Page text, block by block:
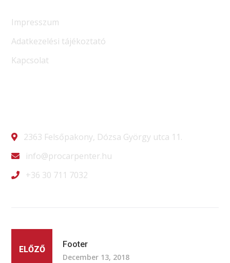
Impresszum
Adatkezelési tájékoztató
Kapcsolat
2363 Felsőpakony, Dózsa György utca 11.
info@procarpenter.hu
+36 30 711 7032
ELŐZŐ
Footer
December 13, 2018